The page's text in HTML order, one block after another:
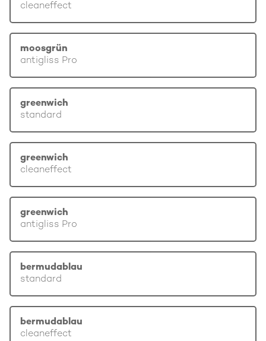
cleaneffect
moosgrün
antigliss Pro
greenwich
standard
greenwich
cleaneffect
greenwich
antigliss Pro
bermudablau
standard
bermudablau
cleaneffect